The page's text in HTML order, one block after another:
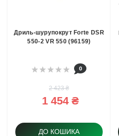
Дриль-шурупокрут Forte DSR
550-2 VR 550 (96159)
0
2 423 ₴
1 454 ₴
ДО КОШИКА